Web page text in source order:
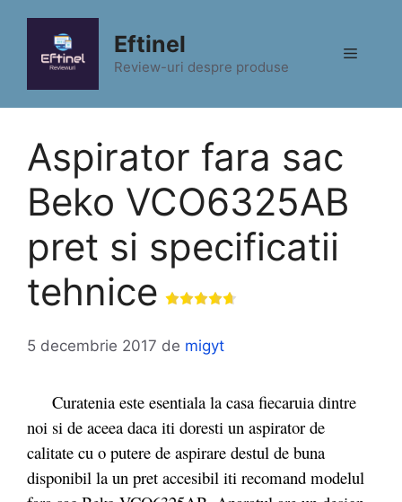
conținut
Eftinel
Review-uri despre produse
Meniu
Aspirator fara sac
Beko VCO6325AB
pret si specificatii
tehnice
5 decembrie 2017 de migyt
Curatenia este esentiala la casa fiecaruia dintre
noi si de aceea daca iti doresti un aspirator de
calitate cu o putere de aspirare destul de buna
disponibil la un pret accesibil iti recomand modelul